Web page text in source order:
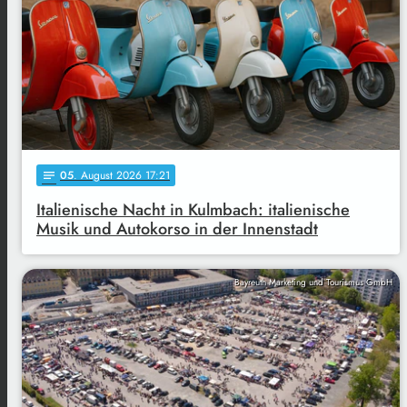
notes 05. August 2026 17:21
Italienische Nacht in Kulmbach: italienische
Musik und Autokorso in der Innenstadt
Bayreuth Marketing und Tourismus GmbH